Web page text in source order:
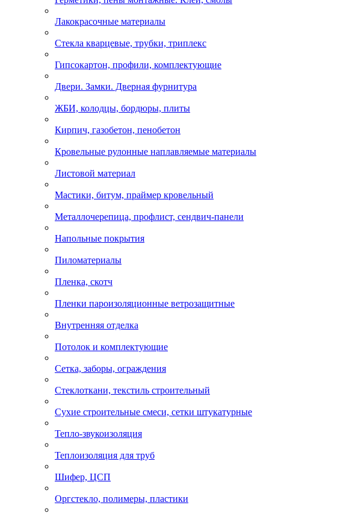
Лакокрасочные материалы
Стекла кварцевые, трубки, триплекс
Гипсокартон, профили, комплектующие
Двери. Замки. Дверная фурнитура
ЖБИ, колодцы, бордюры, плиты
Кирпич, газобетон, пенобетон
Кровельные рулонные наплавляемые материалы
Листовой материал
Мастики, битум, праймер кровельный
Металлочерепица, профлист, сендвич-панели
Напольные покрытия
Пиломатериалы
Пленка, скотч
Пленки пароизоляционные ветрозащитные
Внутренняя отделка
Потолок и комплектующие
Сетка, заборы, ограждения
Стеклоткани, текстиль строительный
Сухие строительные смеси, сетки штукатурные
Тепло-звукоизоляция
Теплоизоляция для труб
Шифер, ЦСП
Оргстекло, полимеры, пластики